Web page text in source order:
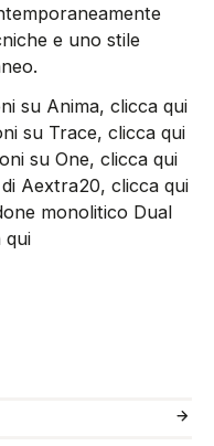
e uno stile
su Anima, clicca qui
su Trace, clicca qui
su One, clicca qui
Aextra20, clicca qui
monolitico Dual
qui